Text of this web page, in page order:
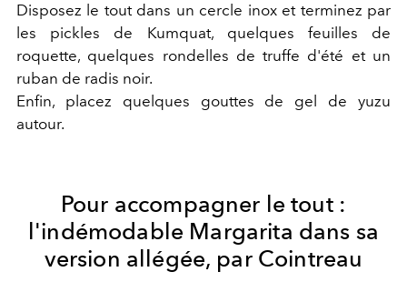
Disposez le tout dans un cercle inox et terminez par
les pickles de Kumquat, quelques feuilles de
roquette, quelques rondelles de truffe d'été et un
ruban de radis noir.
Enfin, placez quelques gouttes de gel de yuzu
autour.
Pour accompagner le tout :
l'indémodable Margarita dans sa
version allégée, par Cointreau